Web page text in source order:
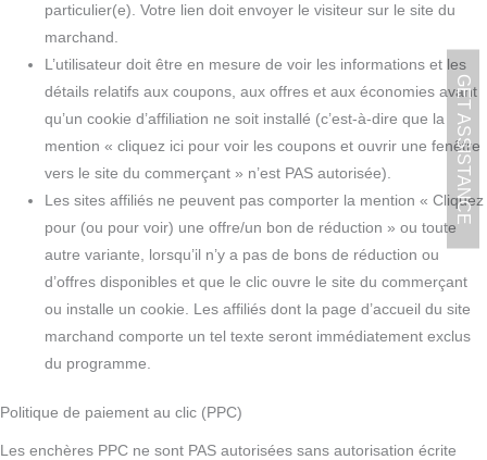
particulier(e). Votre lien doit envoyer le visiteur sur le site du
marchand.
L’utilisateur doit être en mesure de voir les informations et les
détails relatifs aux coupons, aux offres et aux économies avant
qu’un cookie d’affiliation ne soit installé (c’est-à-dire que la
mention « cliquez ici pour voir les coupons et ouvrir une fenêtre
vers le site du commerçant » n’est PAS autorisée).
Les sites affiliés ne peuvent pas comporter la mention « Cliquez
pour (ou pour voir) une offre/un bon de réduction » ou toute
autre variante, lorsqu’il n’y a pas de bons de réduction ou
d’offres disponibles et que le clic ouvre le site du commerçant
ou installe un cookie. Les affiliés dont la page d’accueil du site
marchand comporte un tel texte seront immédiatement exclus
du programme.
Politique de paiement au clic (PPC)
Les enchères PPC ne sont PAS autorisées sans autorisation écrite
GET ASSISTANCE